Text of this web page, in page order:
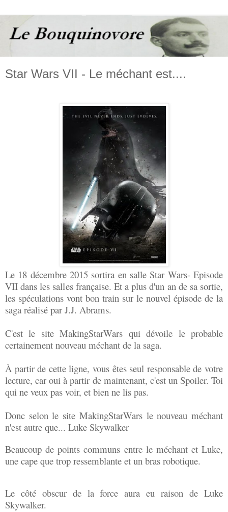
Star Wars VII - Le méchant est....
Le 18 décembre 2015 sortira en salle Star Wars- Episode
VII dans les salles française. Et a plus d'un an de sa sortie,
les spéculations vont bon train sur le nouvel épisode de la
saga réalisé par J.J. Abrams.
C'est le site MakingStarWars qui dévoile le probable
certainement nouveau méchant de la saga.
À partir de cette ligne, vous êtes seul responsable de votre
lecture, car oui à partir de maintenant, c'est un Spoiler. Toi
qui ne veux pas voir, et bien ne lis pas.
Donc selon le site MakingStarWars le nouveau méchant
n'est autre que... Luke Skywalker
Beaucoup de points communs entre le méchant et Luke,
une cape que trop ressemblante et un bras robotique.
Le côté obscur de la force aura eu raison de Luke
Skywalker.